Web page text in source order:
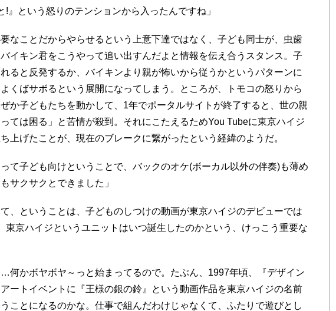
』という怒りのテンションから入ったんですね」
なことだからやらせるという上意下達ではなく、子ども同士が、虫歯
イキン君をこうやって追い出すんだよと情報を伝え合うスタンス。子
ると反発するか、バイキンより親が怖いから従うかというパターンに
くばサボるという展開になってしまう。ところが、トモコの怒りから
か子どもたちを動かして、1年でポータルサイトが終了すると、世の親
ては困る」と苦情が殺到。それにこたえるためYou Tubeに東京ハイジ
上げたことが、現在のブレークに繋がったという経緯のようだ。
て子ども向けということで、バックのオケ(ボーカル以外の伴奏)も薄め
サクサクとできました」
、ということは、子どものしつけの動画が東京ハイジのデビューでは
京ハイジというユニットはいつ誕生したのかという、けっこう重要な
かボヤボヤ～っと始まってるので。たぶん、1997年頃、『デザイン
ートイベントに『王様の銀の鈴』という動画作品を東京ハイジの名前
ことになるのかな。仕事で組んだわけじゃなくて、ふたりで遊びとし